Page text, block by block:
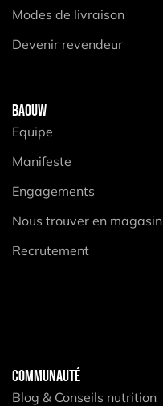
Modes de livraison
Devenir revendeur
BAOUW
Equipe
Manifeste
Engagements
Nous trouver en magasin
Recrutement
COMMUNAUTÉ
Blog & Conseils nutrition